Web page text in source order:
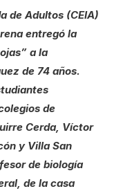
de Adultos (CEIA)
entregó la
a la
de 74 años.
de
Cerda, Víctor
y Villa San
de biología
de la casa